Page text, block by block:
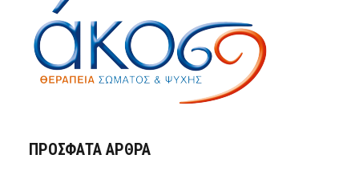
ΠΡΌΣΦΑΤΑ ΆΡΘΡΑ